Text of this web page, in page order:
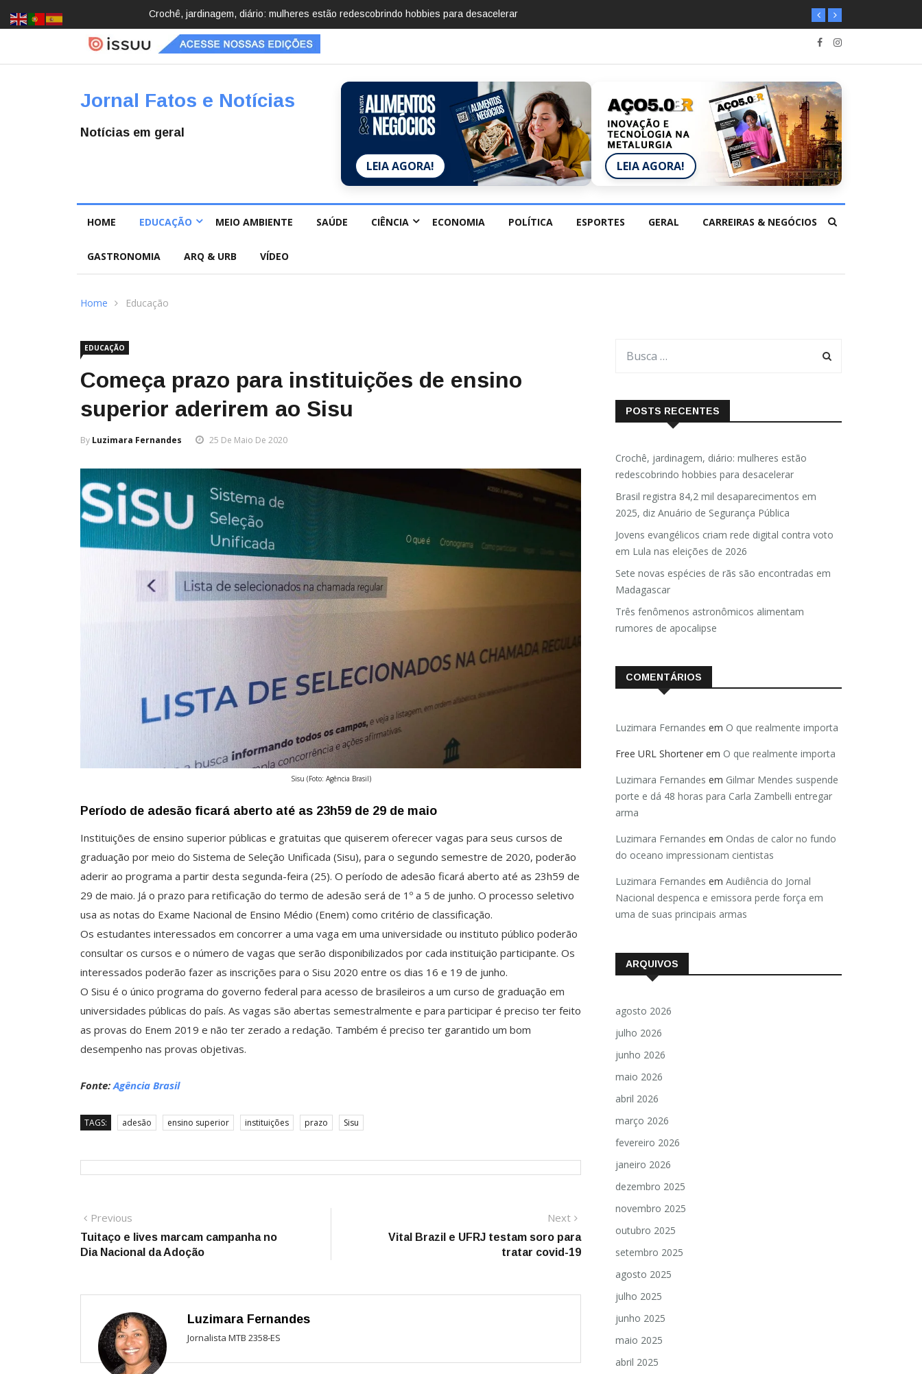
Brasil registra 84,2 mil desaparecimentos em 2025, diz Anuário de Segurança Pública
Jornal Fatos e Notícias
Notícias em geral
LEIA AGORA! LEIA AGORA!
HOME EDUCAÇÃO MEIO AMBIENTE SAÚDE CIÊNCIA ECONOMIA POLÍTICA ESPORTES GERAL CARREIRAS & NEGÓCIOS
GASTRONOMIA ARQ & URB VÍDEO
Home Educação
EDUCAÇÃO
Começa prazo para instituições de ensino
superior aderirem ao Sisu
By Luzimara Fernandes 25 De Maio De 2020
Sisu (Foto: Agência Brasil)
Período de adesão ficará aberto até as 23h59 de 29 de maio
Instituições de ensino superior públicas e gratuitas que quiserem oferecer vagas para seus cursos de
graduação por meio do Sistema de Seleção Unificada (Sisu), para o segundo semestre de 2020, poderão
aderir ao programa a partir desta segunda-feira (25). O período de adesão ficará aberto até as 23h59 de
29 de maio. Já o prazo para retificação do termo de adesão será de 1º a 5 de junho. O processo seletivo
usa as notas do Exame Nacional de Ensino Médio (Enem) como critério de classificação.
Os estudantes interessados em concorrer a uma vaga em uma universidade ou instituto público poderão
consultar os cursos e o número de vagas que serão disponibilizados por cada instituição participante. Os
interessados poderão fazer as inscrições para o Sisu 2020 entre os dias 16 e 19 de junho.
O Sisu é o único programa do governo federal para acesso de brasileiros a um curso de graduação em
universidades públicas do país. As vagas são abertas semestralmente e para participar é preciso ter feito
as provas do Enem 2019 e não ter zerado a redação. Também é preciso ter garantido um bom
desempenho nas provas objetivas.
Fonte: Agência Brasil
TAGS: adesão ensino superior instituições prazo Sisu
Navegação
de
Previous
post:
Tuitaço e lives marcam campanha no
Dia Nacional da Adoção
Next
post:
Vital Brazil e UFRJ testam soro para
tratar covid-19
Luzimara Fernandes
Jornalista MTB 2358-ES
POSTS RECENTES
Crochê, jardinagem, diário: mulheres estão
redescobrindo hobbies para desacelerar
Brasil registra 84,2 mil desaparecimentos em
2025, diz Anuário de Segurança Pública
Jovens evangélicos criam rede digital contra voto
em Lula nas eleições de 2026
Sete novas espécies de rãs são encontradas em
Madagascar
Três fenômenos astronômicos alimentam
rumores de apocalipse
COMENTÁRIOS
Luzimara Fernandes em O que realmente importa
Free URL Shortener em O que realmente importa
Luzimara Fernandes em Gilmar Mendes suspende
porte e dá 48 horas para Carla Zambelli entregar
arma
Luzimara Fernandes em Ondas de calor no fundo
do oceano impressionam cientistas
Luzimara Fernandes em Audiência do Jornal
Nacional despenca e emissora perde força em
uma de suas principais armas
ARQUIVOS
agosto 2026
julho 2026
junho 2026
maio 2026
abril 2026
março 2026
fevereiro 2026
janeiro 2026
dezembro 2025
novembro 2025
outubro 2025
setembro 2025
agosto 2025
julho 2025
junho 2025
maio 2025
abril 2025